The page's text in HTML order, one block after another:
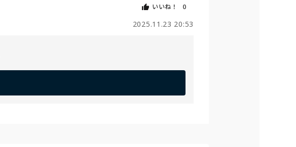
いいね！ 0
2025.11.23 20:53